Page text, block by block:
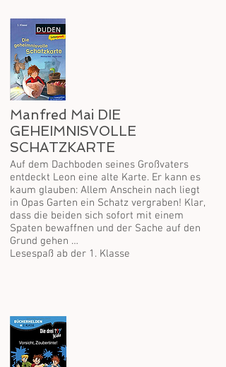
Manfred Mai DIE
GEHEIMNISVOLLE
SCHATZKARTE
Auf dem Dachboden seines Großvaters
entdeckt Leon eine alte Karte. Er kann es
kaum glauben: Allem Anschein nach liegt
in Opas Garten ein Schatz vergraben! Klar,
dass die beiden sich sofort mit einem
Spaten bewaffnen und der Sache auf den
Grund gehen …
Lesespaß ab der 1. Klasse